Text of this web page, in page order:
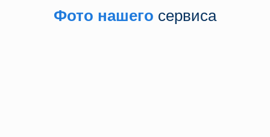
Фото нашего сервиса